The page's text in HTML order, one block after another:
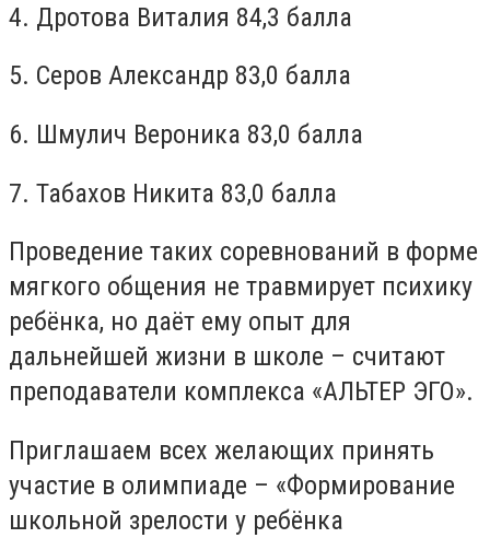
4. Дротова Виталия 84,3 балла
5. Серов Александр 83,0 балла
6. Шмулич Вероника 83,0 балла
7. Табахов Никита 83,0 балла
Проведение таких соревнований в форме
мягкого общения не травмирует психику
ребёнка, но даёт ему опыт для
дальнейшей жизни в школе – считают
преподаватели комплекса «АЛЬТЕР ЭГО».
Приглашаем всех желающих принять
участие в олимпиаде – «Формирование
школьной зрелости у ребёнка